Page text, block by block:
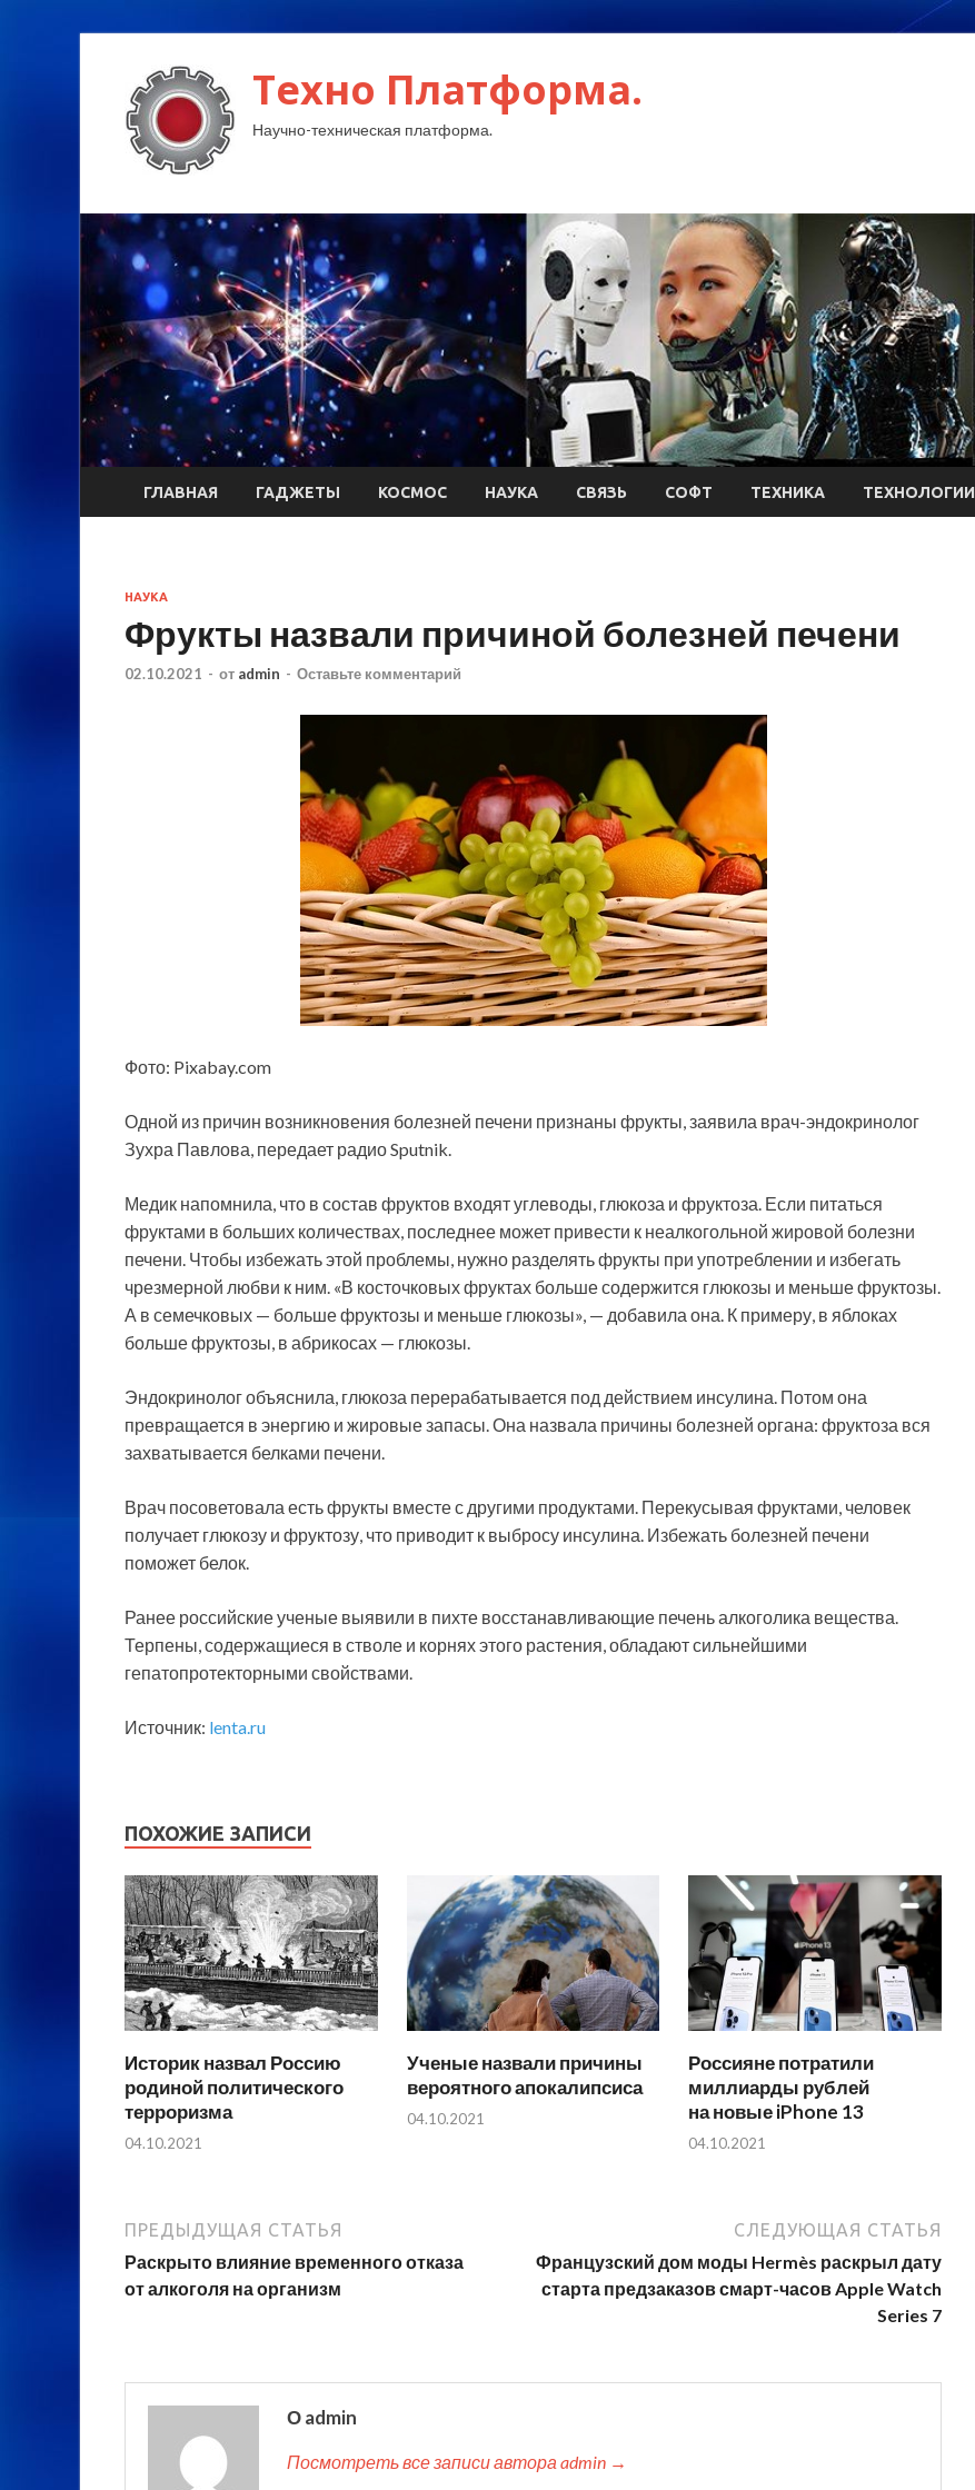
Техно Платформа.
Научно-техническая платформа.
ГЛАВНАЯ ГАДЖЕТЫ КОСМОС НАУКА СВЯЗЬ СОФТ ТЕХНИКА ТЕХНОЛОГИИ
НАУКА
Фрукты назвали причиной болезней печени
02.10.2021 - от admin - Оставьте комментарий
Фото: Pixabay.com
Одной из причин возникновения болезней печени признаны фрукты, заявила врач-эндокринолог
Зухра Павлова, передает радио Sputnik.
Медик напомнила, что в состав фруктов входят углеводы, глюкоза и фруктоза. Если питаться
фруктами в больших количествах, последнее может привести к неалкогольной жировой болезни
печени. Чтобы избежать этой проблемы, нужно разделять фрукты при употреблении и избегать
чрезмерной любви к ним. «В косточковых фруктах больше содержится глюкозы и меньше фруктозы.
А в семечковых — больше фруктозы и меньше глюкозы», — добавила она. К примеру, в яблоках
больше фруктозы, в абрикосах — глюкозы.
Эндокринолог объяснила, глюкоза перерабатывается под действием инсулина. Потом она
превращается в энергию и жировые запасы. Она назвала причины болезней органа: фруктоза вся
захватывается белками печени.
Врач посоветовала есть фрукты вместе с другими продуктами. Перекусывая фруктами, человек
получает глюкозу и фруктозу, что приводит к выбросу инсулина. Избежать болезней печени
поможет белок.
Ранее российские ученые выявили в пихте восстанавливающие печень алкоголика вещества.
Терпены, содержащиеся в стволе и корнях этого растения, обладают сильнейшими
гепатопротекторными свойствами.
Источник: lenta.ru
ПОХОЖИЕ ЗАПИСИ
Историк назвал Россию
родиной политического
терроризма
04.10.2021
Ученые назвали причины
вероятного апокалипсиса
04.10.2021
Россияне потратили
миллиарды рублей
на новые iPhone 13
04.10.2021
ПРЕДЫДУЩАЯ СТАТЬЯ
Раскрыто влияние временного отказа
от алкоголя на организм
СЛЕДУЮЩАЯ СТАТЬЯ
Французский дом моды Hermès раскрыл дату
старта предзаказов смарт-часов Apple Watch
Series 7
О admin
Посмотреть все записи автора admin →